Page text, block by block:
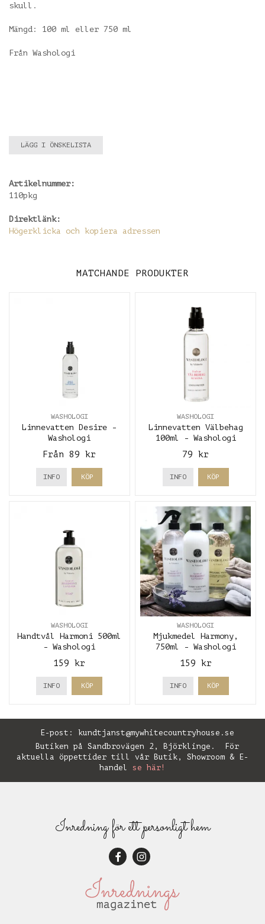
skull.
Mängd: 100 ml eller 750 ml
Från Washologi
LÄGG I ÖNSKELISTA
Artikelnummer:
110pkg
Direktlänk:
Högerklicka och kopiera adressen
MATCHANDE PRODUKTER
WASHOLOGI
Linnevatten Desire -
Washologi
Från 89 kr
INFO KÖP
WASHOLOGI
Linnevatten Välbehag
100ml - Washologi
79 kr
INFO KÖP
WASHOLOGI
Handtvål Harmoni 500ml
- Washologi
159 kr
INFO KÖP
WASHOLOGI
Mjukmedel Harmony,
750ml - Washologi
159 kr
INFO KÖP
E-post: kundtjanst@mywhitecountryhouse.se
Butiken på Sandbrovägen 2, Björklinge. För
aktuella öppettider till vår Butik, Showroom & E-
handel se här!
Inredning för ett personligt hem